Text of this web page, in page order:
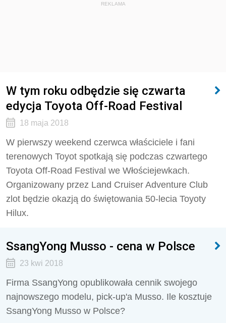
REKLAMA
W tym roku odbędzie się czwarta
edycja Toyota Off-Road Festival
18 maja 2018
W pierwszy weekend czerwca właściciele i fani
terenowych Toyot spotkają się podczas czwartego
Toyota Off-Road Festival we Włościejewkach.
Organizowany przez Land Cruiser Adventure Club
zlot będzie okazją do świętowania 50-lecia Toyoty
Hilux.
SsangYong Musso - cena w Polsce
23 kwi 2018
Firma SsangYong opublikowała cennik swojego
najnowszego modelu, pick-up'a Musso. Ile kosztuje
SsangYong Musso w Polsce?